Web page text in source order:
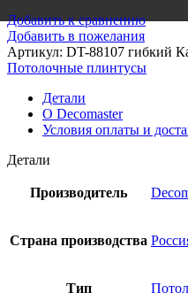
Добавить к сравнению
Добавить в пожелания
Артикул: DT-88107 гибкий
Потолочные плинтусы
Детали
О Decomaster
Условия оплаты и
Детали
Производитель
Страна производства
Тип